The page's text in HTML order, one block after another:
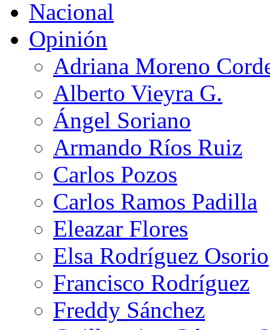
Nacional
Opinión
Adriana Moreno
Alberto Vieyra G.
Ángel Soriano
Armando Ríos Ruiz
Carlos Pozos
Carlos Ramos Padilla
Eleazar Flores
Elsa Rodríguez Osorio
Francisco Rodríguez
Freddy Sánchez